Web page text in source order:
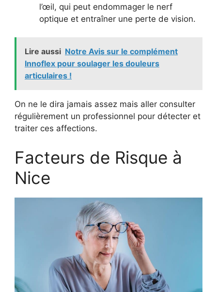
l’œil, qui peut endommager le nerf
optique et entraîner une perte de vision.
Lire aussi Notre Avis sur le complément
Innoflex pour soulager les douleurs
articulaires !
On ne le dira jamais assez mais aller consulter
régulièrement un professionnel pour détecter et
traiter ces affections.
Facteurs de Risque à
Nice